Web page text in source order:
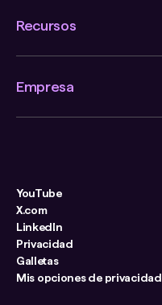
Recursos
Empresa
YouTube
X.com
LinkedIn
Privacidad
Galletas
Mis opciones de privacidad